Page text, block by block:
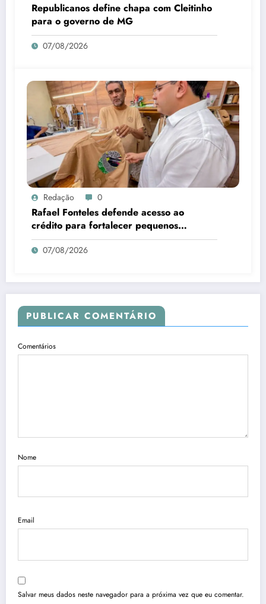
Republicanos define chapa com Cleitinho
para o governo de MG
07/08/2026
Redação 0
Rafael Fonteles defende acesso ao
crédito para fortalecer pequenos
negócios no Piauí
07/08/2026
PUBLICAR COMENTÁRIO
Comentários
Nome
Email
Salvar meus dados neste navegador para a próxima vez que eu comentar.